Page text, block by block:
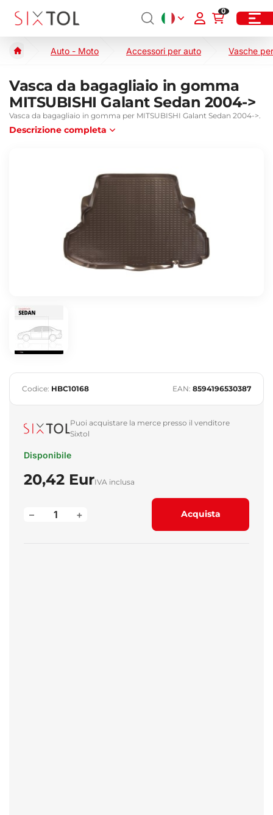
0
Auto - Moto Accessori per auto Vasche
Vasca da bagagliaio in gomma
MITSUBISHI Galant Sedan 2004->
Vasca da bagagliaio in gomma per MITSUBISHI Galant Sedan 2004->.
Descrizione completa
Codice: HBC10168 EAN: 8594196530387
Puoi acquistare la merce presso il venditore
Sixtol
Disponibile
20,42 EurIVA inclusa
+
– Acquista